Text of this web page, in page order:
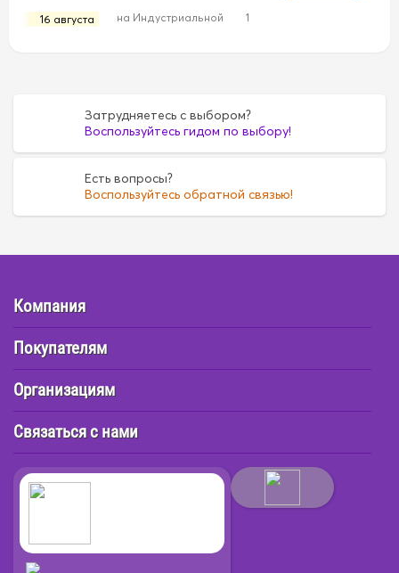
16 августа на Индустриальной 1
Затрудняетесь с выбором?
Воспользуйтесь гидом по выбору!
Есть вопросы?
Воспользуйтесь обратной связью!
Компания
Покупателям
Организациям
Связаться с нами